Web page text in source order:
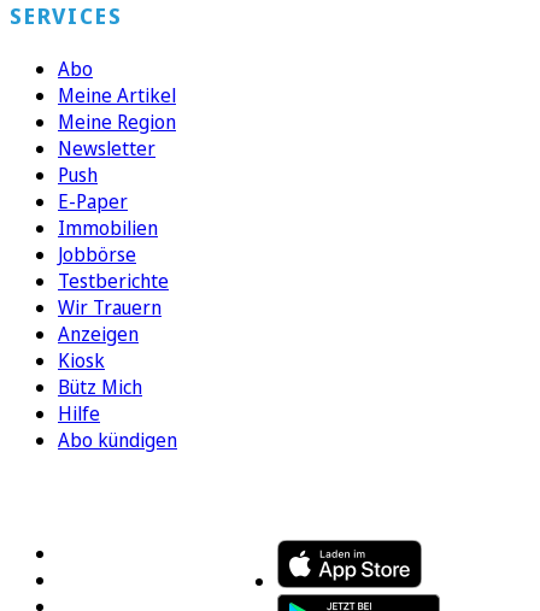
SERVICES
Abo
Meine Artikel
Meine Region
Newsletter
Push
E-Paper
Immobilien
Jobbörse
Testberichte
Wir Trauern
Anzeigen
Kiosk
Bütz Mich
Hilfe
Abo kündigen